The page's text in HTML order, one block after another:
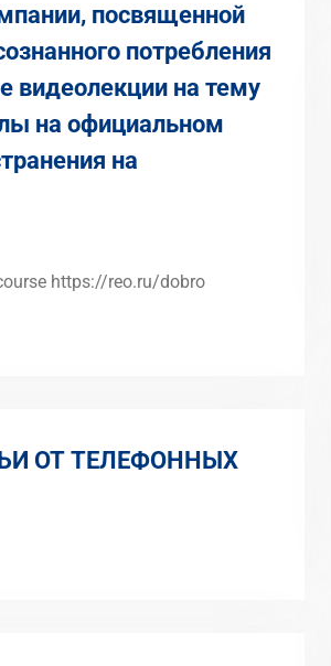
посвященной
потребления
видеолекции на тему
на официальном
на
https://reo.ru/dobro
ОТ ТЕЛЕФОННЫХ